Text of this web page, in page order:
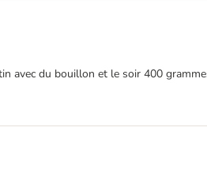
avec du bouillon et le soir 400